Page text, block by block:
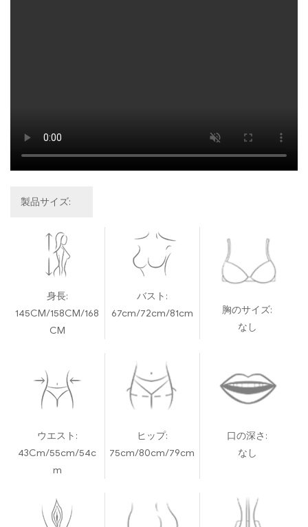
製品サイズ:
身長:
145CM/158CM/168
CM
バスト:
67cm/72cm/81cm
胸のサイズ:
なし
ウエスト:
43Cm/55cm/54c
m
ヒップ:
75cm/80cm/79cm
口の深さ:
なし